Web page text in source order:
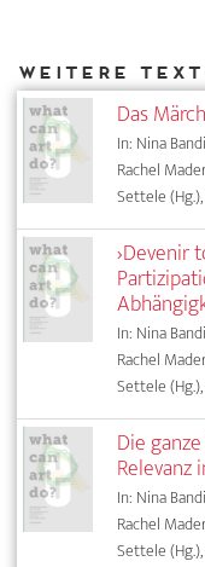
Das
In: Nina
Rachel
Settele (Hg.),
›Devenir
In: Nina
Rachel
Settele (Hg.),
Die
Relevanz
In: Nina
Rachel
Settele (Hg.),